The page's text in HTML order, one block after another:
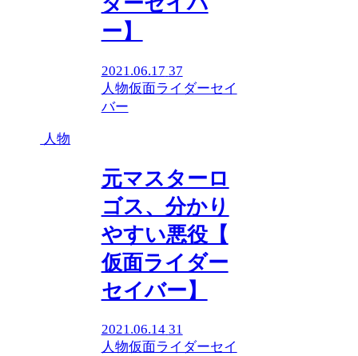
ー】
2021.06.17 37
人物仮面ライダーセイ
バー
人物
元マスターロ
ゴス、分かり
やすい悪役【
仮面ライダー
セイバー】
2021.06.14 31
人物仮面ライダーセイ